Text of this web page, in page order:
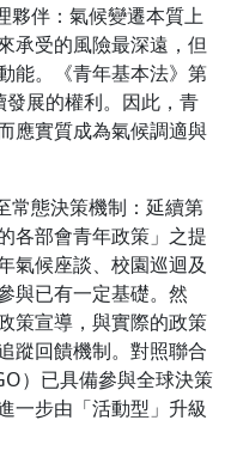
夥伴：氣候變遷本質上
承受的風險最深遠，但
能。《青年基本法》第
展的權利。因此，青
應實質成為氣候調適與
常態決策機制：延續第
各部會青年政策」之提
氣候座談、校園巡迴及
與已有一定基礎。然
策宣導，與實際的政策
蹤回饋機制。對照聯合
）已具備參與全球決策
一步由「活動型」升級